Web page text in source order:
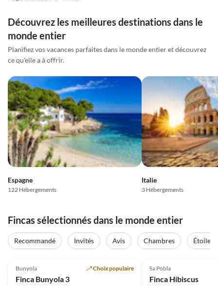
Découvrez les meilleures destinations dans le
monde entier
Planifiez vos vacances parfaites dans le monde entier et découvrez
ce qu'elle a à offrir.
Espagne
122 Hébergements
Italie
3 Hébergements
Fincas sélectionnés dans le monde entier
Recommandé Invités Avis Chambres Étoiles
Meilleure
Bunyola Choix populaire
Finca Bunyola 3
Sa Pobla
Finca Hibiscus